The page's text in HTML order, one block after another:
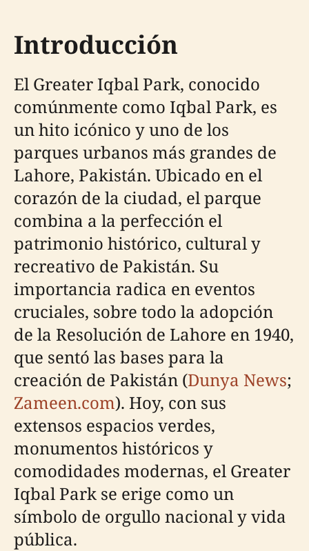
Introducción
El Greater Iqbal Park, conocido
comúnmente como Iqbal Park, es
un hito icónico y uno de los
parques urbanos más grandes de
Lahore, Pakistán. Ubicado en el
corazón de la ciudad, el parque
combina a la perfección el
patrimonio histórico, cultural y
recreativo de Pakistán. Su
importancia radica en eventos
cruciales, sobre todo la adopción
de la Resolución de Lahore en 1940,
que sentó las bases para la
creación de Pakistán (Dunya News;
Zameen.com). Hoy, con sus
extensos espacios verdes,
monumentos históricos y
comodidades modernas, el Greater
Iqbal Park se erige como un
símbolo de orgullo nacional y vida
pública.